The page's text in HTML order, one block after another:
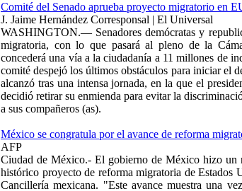
Comité del Senado aprueba proyecto migratorio en
J. Jaime Hernández Corresponsal | El Universal
WASHINGTON.— Senadores demócratas y
migratoria, con lo que pasará al pleno de la
concederá una vía a la ciudadanía a 11 millones de
comité despejó los últimos obstáculos para iniciar el
alcanzó tras una intensa jornada, en la que el
decidió retirar su enmienda para evitar la
a sus compañeros (as).
México se congratula por el avance de reforma
AFP
Ciudad de México.- El gobierno de México hizo un
histórico proyecto de reforma migratoria de Estados
Cancillería mexicana. "Este avance muestra una